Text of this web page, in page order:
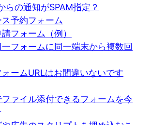
らの通知がSPAM指定？
ス予約フォーム
フォーム（例）
フォームに同一端末から複数回
ォームURLはお間違いないです
ファイル添付できるフォームを今